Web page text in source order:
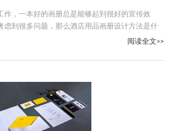
作，一本好的画册总是能够起到很好的宣传效
虑到很多问题，那么酒店用品画册设计方法是什
阅读全文>>